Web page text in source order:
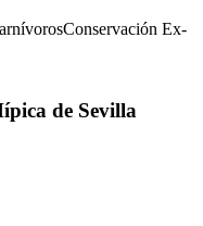
Conservación Ex-
de Sevilla